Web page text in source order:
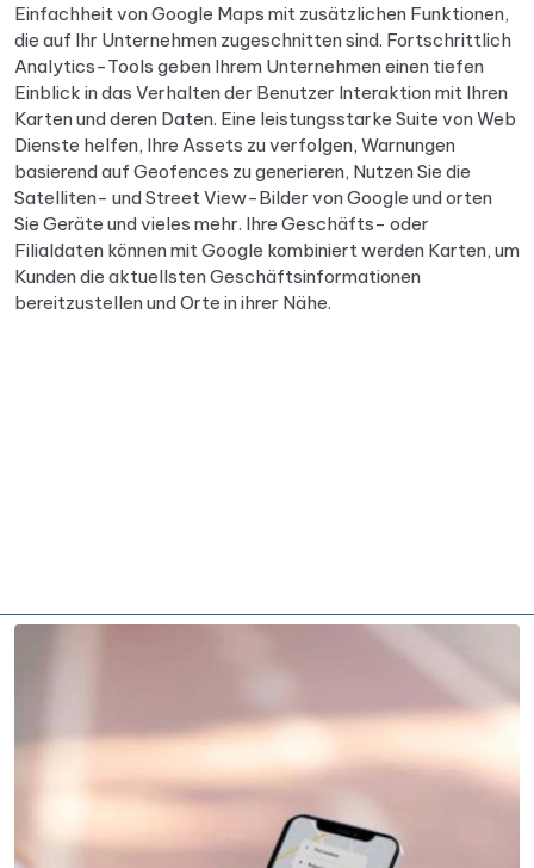
Einfachheit von Google Maps mit zusätzlichen Funktionen,
die auf Ihr Unternehmen zugeschnitten sind. Fortschrittlich
Analytics-Tools geben Ihrem Unternehmen einen tiefen
Einblick in das Verhalten der Benutzer Interaktion mit Ihren
Karten und deren Daten. Eine leistungsstarke Suite von Web
Dienste helfen, Ihre Assets zu verfolgen, Warnungen
basierend auf Geofences zu generieren, Nutzen Sie die
Satelliten- und Street View-Bilder von Google und orten
Sie Geräte und vieles mehr. Ihre Geschäfts- oder
Filialdaten können mit Google kombiniert werden Karten, um
Kunden die aktuellsten Geschäftsinformationen
bereitzustellen und Orte in ihrer Nähe.